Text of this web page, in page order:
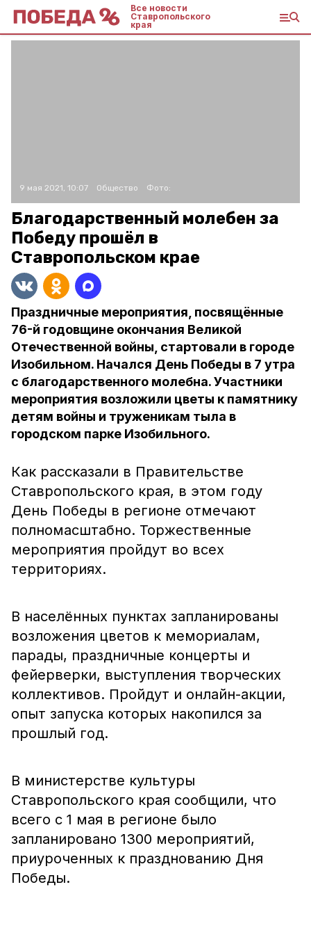
Все новости
Ставропольского
края
9 мая 2021, 10:07 Общество Фото:
Благодарственный молебен за
Победу прошёл в
Ставропольском крае
Праздничные мероприятия, посвящённые
76-й годовщине окончания Великой
Отечественной войны, стартовали в городе
Изобильном. Начался День Победы в 7 утра
с благодарственного молебна. Участники
мероприятия возложили цветы к памятнику
детям войны и труженикам тыла в
городском парке Изобильного.
Как рассказали в Правительстве
Ставропольского края, в этом году
День Победы в регионе отмечают
полномасштабно. Торжественные
мероприятия пройдут во всех
территориях.
В населённых пунктах запланированы
возложения цветов к мемориалам,
парады, праздничные концерты и
фейерверки, выступления творческих
коллективов. Пройдут и онлайн-акции,
опыт запуска которых накопился за
прошлый год.
В министерстве культуры
Ставропольского края сообщили, что
всего с 1 мая в регионе было
запланировано 1300 мероприятий,
приуроченных к празднованию Дня
Победы.